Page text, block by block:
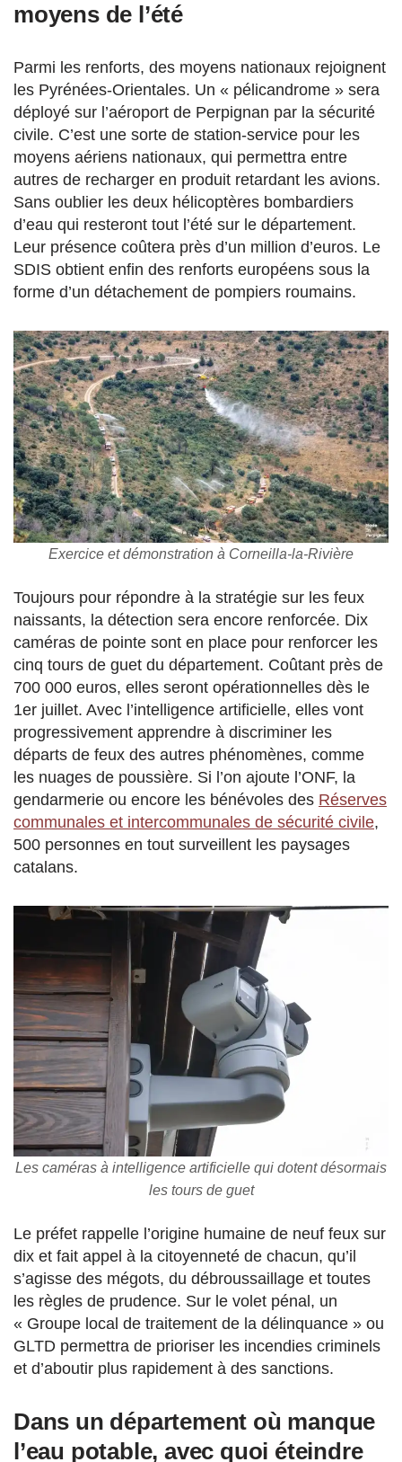
moyens de l’été
Parmi les renforts, des moyens nationaux rejoignent
les Pyrénées-Orientales. Un « pélicandrome » sera
déployé sur l’aéroport de Perpignan par la sécurité
civile. C’est une sorte de station-service pour les
moyens aériens nationaux, qui permettra entre
autres de recharger en produit retardant les avions.
Sans oublier les deux hélicoptères bombardiers
d’eau qui resteront tout l’été sur le département.
Leur présence coûtera près d’un million d’euros. Le
SDIS obtient enfin des renforts européens sous la
forme d’un détachement de pompiers roumains.
Exercice et démonstration à Corneilla-la-Rivière
Toujours pour répondre à la stratégie sur les feux
naissants, la détection sera encore renforcée. Dix
caméras de pointe sont en place pour renforcer les
cinq tours de guet du département. Coûtant près de
700 000 euros, elles seront opérationnelles dès le
1er juillet. Avec l’intelligence artificielle, elles vont
progressivement apprendre à discriminer les
départs de feux des autres phénomènes, comme
les nuages de poussière. Si l’on ajoute l’ONF, la
gendarmerie ou encore les bénévoles des Réserves
communales et intercommunales de sécurité civile,
500 personnes en tout surveillent les paysages
catalans.
Les caméras à intelligence artificielle qui dotent désormais
les tours de guet
Le préfet rappelle l’origine humaine de neuf feux sur
dix et fait appel à la citoyenneté de chacun, qu’il
s’agisse des mégots, du débroussaillage et toutes
les règles de prudence. Sur le volet pénal, un
« Groupe local de traitement de la délinquance » ou
GLTD permettra de prioriser les incendies criminels
et d’aboutir plus rapidement à des sanctions.
Dans un département où manque
l’eau potable, avec quoi éteindre